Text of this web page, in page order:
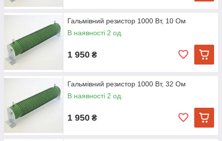
Гальмівний резистор 1000 Вт, 10 Ом
В наявності 2 од.
1 950 ₴
Гальмівний резистор 1000 Вт, 32 Ом
В наявності 2 од.
1 950 ₴